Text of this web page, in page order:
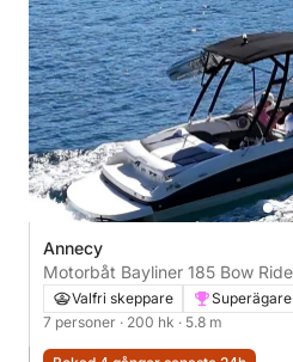
Annecy
Valfri skeppare Superägare
7 personer · 200 hk · 5.8 m